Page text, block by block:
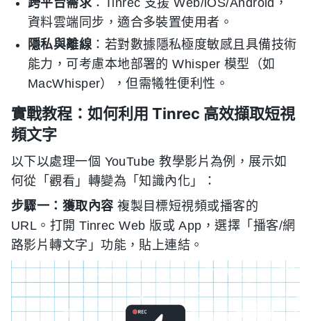
跨平台需求：Tinrec 支援 Web/iOS/Android，
資料雲端同步，適合多裝置使用者。
隱私與離線：若對數據隱私極度敏感且具備技術
能力，可考慮本地部署的 Whisper 模型（如
MacWhisper），但需犧牲便利性。
實戰教程：如何利用 Tinrec 高效擷取短視
頻文字
以下以處理一個 YouTube 教學影片為例，展示如
何從「觀看」轉變為「知識內化」：
步驟一：獲取內容 複製目標短視頻或播客的
URL。打開 Tinrec Web 版或 App，選擇「播客/網
路影片轉文字」功能，貼上連結。